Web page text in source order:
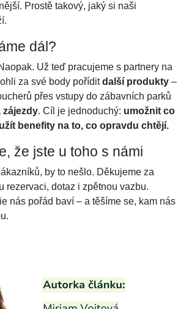
Prostě takový, jaký si naši
dál?
Už teď pracujeme s partnery na
za své body poříditdalší produkty –
přes vstupy do zábavních parků
zájezdy. Cíl je jednoduchý: umožnit co
benefity na to, co opravdu chtějí.
že jste u toho s námi
by to nešlo. Děkujeme za
rezervaci, dotaz i zpětnou vazbu.
nás pořád baví – a těšíme se, kam nás